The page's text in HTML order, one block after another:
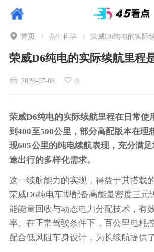
首页 养生科学 荣威D6纯电的实际
荣威D6纯电的实际续航里程
2026-07-08 0
荣威D6纯电的实际续航里程在日常使
到400至500公里，部分高配版本在理
现605公里的纯电续航表现，充分满
途出行的多样化需求。
这一续航能力的实现，得益于其搭载
荣威D6纯电车型配备高能量密度三元
能能量回收与动态电力分配技术，有
率。在正常驾驶条件下，百公里电耗
配合低风阻车身设计，为长续航提供